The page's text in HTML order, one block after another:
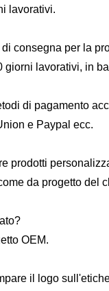
lavorativi.
consegna per la
giorni lavorativi, in
di pagamento
e Paypal ecc.
prodotti
da progetto del
OEM.
il logo